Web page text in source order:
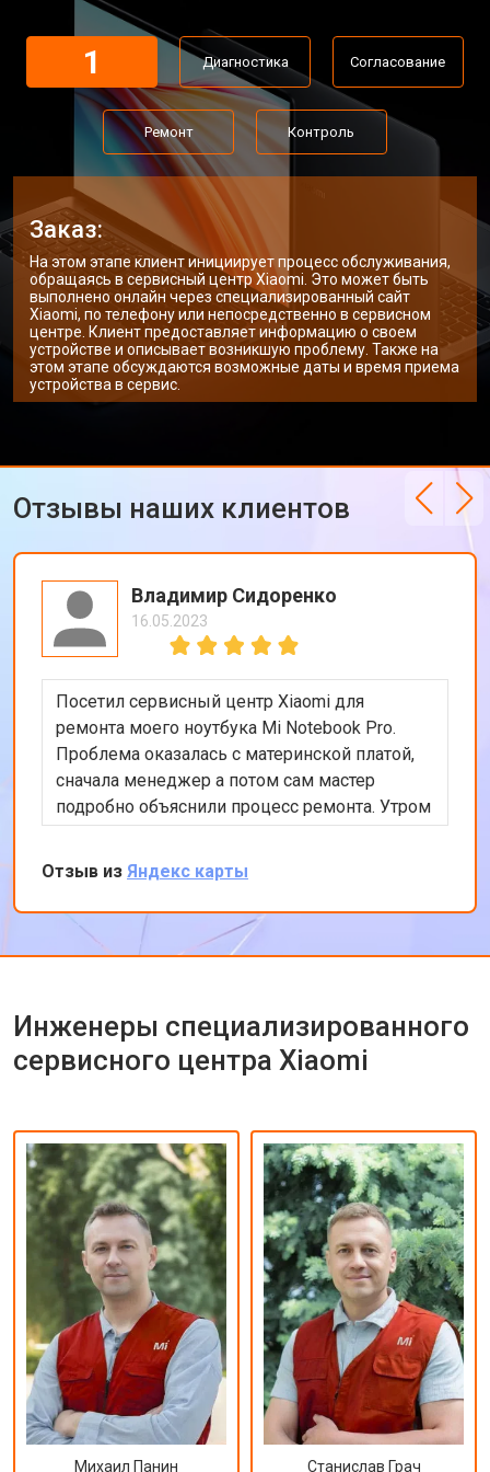
Замена Wi-Fi ноутбука Xiaomi
Ремонт цепи питания от 3500 ₽ Заказать
Замена USB порта от 2200 ₽ Заказать
Замена звуковой карты от 1700 ₽
Замена кулера ноутбука Xiaomi Заказать
Замена микрофона
Замена оперативной памяти от 1100 ₽ Заказать
Прошивка BIOS ноутбука Xiaomi от 1500 ₽ Заказать
Замена северного моста от 3500 ₽ Заказать
1 Диагностика Согласование
Ремонт Контроль
Заказ:
На этом этапе клиент инициирует процесс обслуживания,
обращаясь в сервисный центр Xiaomi. Это может быть
выполнено онлайн через специализированный сайт
Xiaomi, по телефону или непосредственно в сервисном
центре. Клиент предоставляет информацию о своем
устройстве и описывает возникшую проблему. Также на
этом этапе обсуждаются возможные даты и время приема
устройства в сервис.
Отзывы наших клиентов
Владимир Сидоренко
16.05.2023
Посетил сервисный центр Xiaomi для
ремонта моего ноутбука Mi Notebook Pro.
Проблема оказалась с материнской платой,
сначала менеджер а потом сам мастер
подробно объяснили процесс ремонта. Утром
оставил заявку, в обед курьер приехал и к
вечеру ноутбук был готов-очень быстро.
Впечатлен оперативностью и качеством
ремонта.
Отзыв из Яндекс карты
Инженеры специализированного
сервисного центра Xiaomi
Михаил Панин Станислав Грач